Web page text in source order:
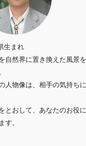
生まれ
自然界に置き換えた風景
人物像は、相手の気持ち
とおして、あなたのお役
す。